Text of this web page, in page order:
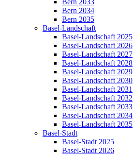
Bern 2033
Bern 2034
Bern 2035
Basel-Landschaft
Basel-Landschaft 2025
Basel-Landschaft 2026
Basel-Landschaft 2027
Basel-Landschaft 2028
Basel-Landschaft 2029
Basel-Landschaft 2030
Basel-Landschaft 2031
Basel-Landschaft 2032
Basel-Landschaft 2033
Basel-Landschaft 2034
Basel-Landschaft 2035
Basel-Stadt
Basel-Stadt 2025
Basel-Stadt 2026